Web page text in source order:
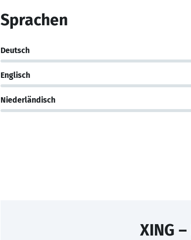
Sprachen
Deutsch
Englisch
Niederländisch
XING